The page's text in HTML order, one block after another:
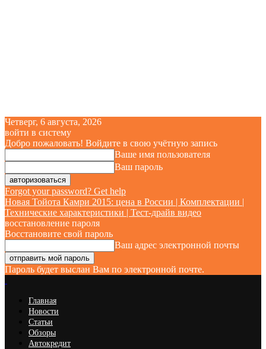
Четверг, 6 августа, 2026
войти в систему
Добро пожаловать! Войдите в свою учётную запись
Ваше имя пользователя
Ваш пароль
Forgot your password? Get help
Новая Тойота Камри 2015: цена в России | Комплектации |
Технические характеристики | Тест-драйв видео
восстановление пароля
Восстановите свой пароль
Ваш адрес электронной почты
Пароль будет выслан Вам по электронной почте.
Главная
Новости
Статьи
Обзоры
Автокредит